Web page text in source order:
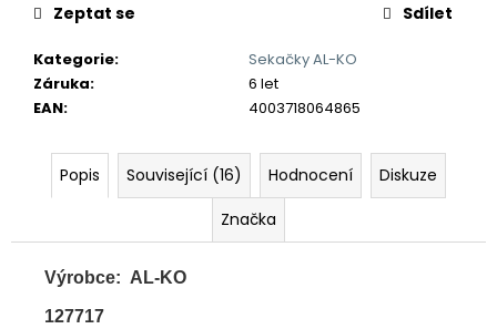
Kategorie:
Sekačky AL-KO
Záruka:
6 let
EAN: 4003718064865
Zeptat se Sdílet
Popis Související (16) Hodnocení
Diskuze
Značka
Výrobce: AL-KO
127717